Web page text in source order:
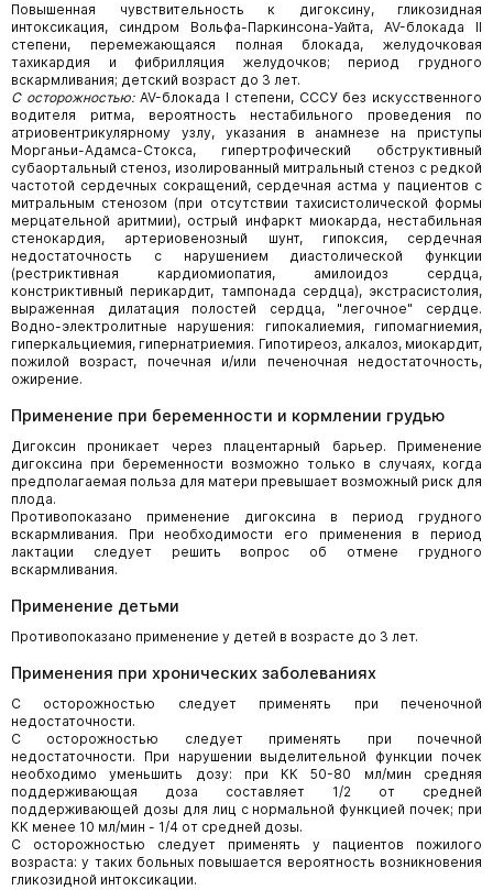
Повышенная чувствительность к дигоксину, гликозидная
интоксикация, синдром Вольфа-Паркинсона-Уайта, AV-блокада II
степени, перемежающаяся полная блокада, желудочковая
тахикардия и фибрилляция желудочков; период грудного
вскармливания; детский возраст до 3 лет.
С осторожностью:AV-блокада I степени, СССУ без искусственного
водителя ритма, вероятность нестабильного проведения по
атриовентрикулярному узлу, указания в анамнезе на приступы
Морганьи-Адамса-Стокса, гипертрофический обструктивный
субаортальный стеноз, изолированный митральный стеноз с редкой
частотой сердечных сокращений, сердечная астма у пациентов с
митральным стенозом (при отсутствии тахисистолической формы
мерцательной аритмии), острый инфаркт миокарда, нестабильная
стенокардия, артериовенозный шунт, гипоксия, сердечная
недостаточность с нарушением диастолической функции
(рестриктивная кардиомиопатия, амилоидоз сердца,
констриктивный перикардит, тампонада сердца), экстрасистолия,
выраженная дилатация полостей сердца, "легочное" сердце.
Водно-электролитные нарушения: гипокалиемия, гипомагниемия,
гиперкальциемия, гипернатриемия. Гипотиреоз, алкалоз, миокардит,
пожилой возраст, почечная и/или печеночная недостаточность,
ожирение.
Применение при беременности и кормлении грудью
Дигоксин проникает через плацентарный барьер. Применение
дигоксина при беременности возможно только в случаях, когда
предполагаемая польза для матери превышает возможный риск для
плода.
Противопоказано применение дигоксина в период грудного
вскармливания. При необходимости его применения в период
лактации следует решить вопрос об отмене грудного
вскармливания.
Применение детьми
Противопоказано применение у детей в возрасте до 3 лет.
Применения при хронических заболеваниях
С осторожностью следует применять при печеночной
недостаточности.
С осторожностью следует применять при почечной
недостаточности. При нарушении выделительной функции почек
необходимо уменьшить дозу: при КК 50-80 мл/мин средняя
поддерживающая доза составляет 1/2 от средней
поддерживающей дозы для лиц с нормальной функцией почек; при
КК менее 10 мл/мин - 1/4 от средней дозы.
C осторожностью следует применять у пациентов пожилого
возраста: у таких больных повышается вероятность возникновения
гликозидной интоксикации.